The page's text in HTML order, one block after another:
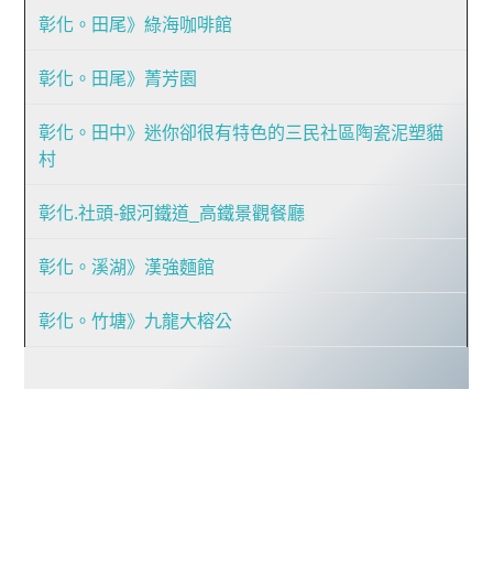
彰化。田尾》綠海咖啡館
彰化。田尾》菁芳園
彰化。田中》迷你卻很有特色的三民社區陶瓷泥塑貓
村
彰化.社頭-銀河鐵道_高鐵景觀餐廳
彰化。溪湖》漢強麵館
彰化。竹塘》九龍大榕公